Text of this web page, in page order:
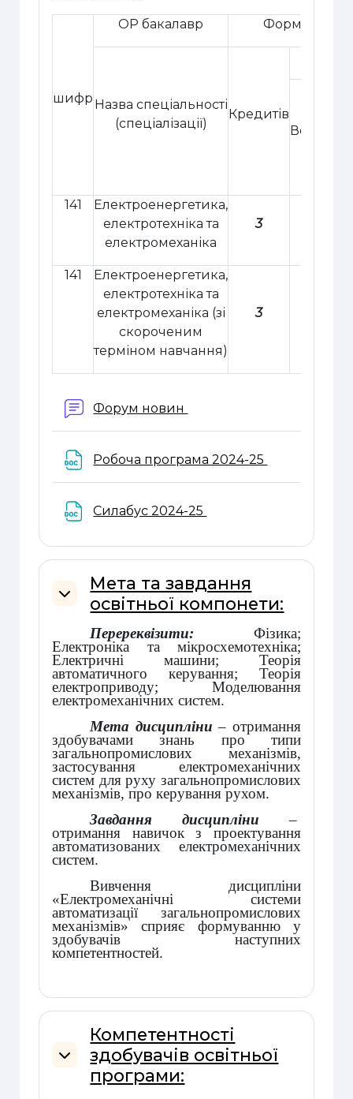
шифр
ОР бакалавр Форма
Назва спеціальності
(спеціалізації)
Кредитів
Всього
141
Електроенергетика,
електротехніка та
електромеханіка
3
141
Електроенергетика,
електротехніка та
електромеханіка (зі
скороченим
терміном навчання)
3
Форум новин
Робоча програма 2024-25
Силабус 2024-25
Згорнути
Мета та завдання
освітньої компонети:
Перереквізити: Фізика;
Електроніка та мікросхемотехніка;
Електричні машини; Теорія
автоматичного керування; Теорія
електроприводу; Моделювання
електромеханічних систем.
Мета дисципліни – отримання
здобувачами знань про типи
загальнопромислових механізмів,
застосування електромеханічних
систем для руху загальнопромислових
механізмів, про керування рухом.
Завдання дисципліни –
отримання навичок з проектування
автоматизованих електромеханічних
систем.
Вивчення дисципліни
«Електромеханічні системи
автоматизації загальнопромислових
механізмів» сприяє формуванню у
здобувачів
наступних
компетентностей.
Згорнути
Компетентності
здобувачів освітньої
програми: